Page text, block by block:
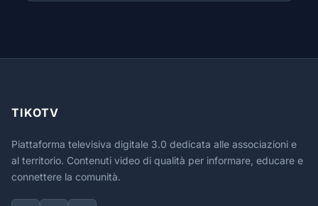
TIKOTV
Piattaforma televisiva digitale 3.0 dedicata alle associazioni e
al territorio. Contenuti video di qualità per informare, educare e
connettere la comunità.